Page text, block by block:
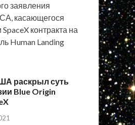
заявления
касающегося
контракта на
Human Landing
раскрыл суть
Blue Origin